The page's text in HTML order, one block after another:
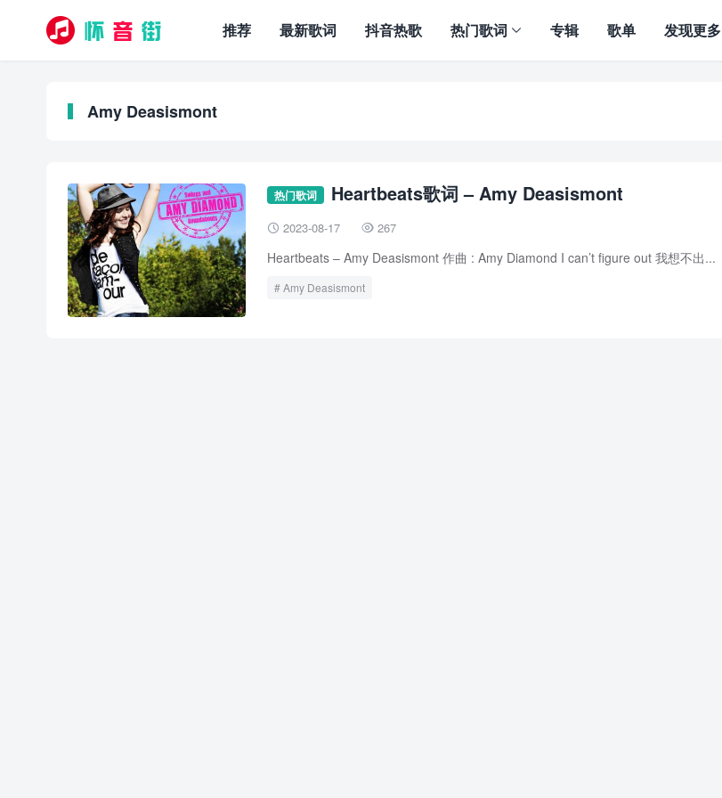
推荐 最新歌词 抖音热歌 热门歌词 专辑 歌单 发现更多
Amy Deasismont
热门歌词 Heartbeats歌词 – Amy Deasismont
 2023-08-17  267
Heartbeats – Amy Deasismont 作曲 : Amy Diamond I can’t figure out 我想不出...
Amy Deasismont